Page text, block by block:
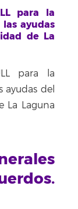
para la
ayudas
de La
para la
ayudas del
La Laguna